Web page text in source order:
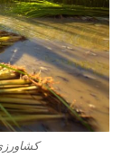
کشاورزی